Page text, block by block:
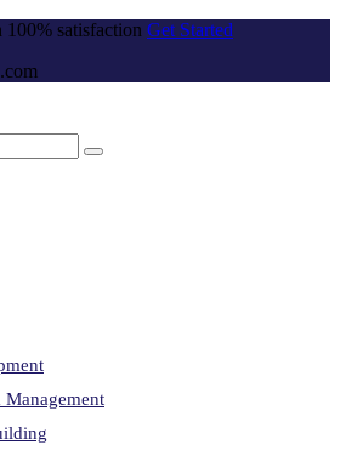
100% satisfaction Get Started
Management